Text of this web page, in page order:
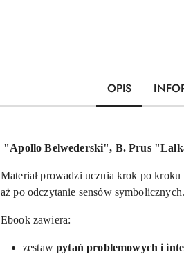
OPIS
"Apollo Belwederski", B. Prus
Materiał prowadzi ucznia krok po kroku
aż po odczytanie sensów symbolicznych.
Ebook zawiera:
zestawpytań problemowych i